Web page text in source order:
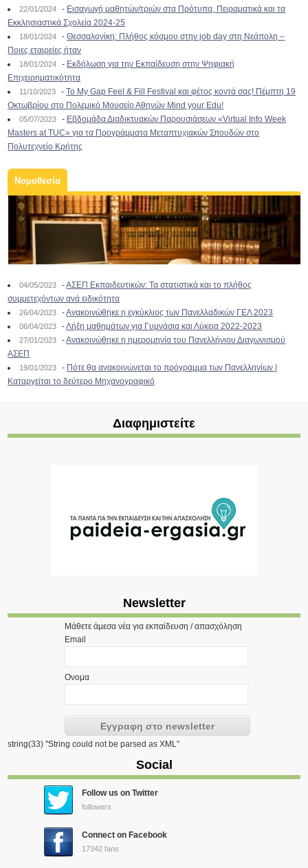
22/01/2024 - Εισαγωγή μαθητών/τριών στα Πρότυπα, Πειραματικά και τα
Εκκλησιαστικά Σχολεία 2024-25
18/01/2024 -Θεσσαλονίκη: Πλήθος κόσμου στην job day στη Νεάπολη –
Ποιες εταιρείες ήταν
18/01/2024 - Εκδήλωση για την Εκπαίδευση στην Ψηφιακή
Επιχειρηματικότητα
11/10/2023 -To My Gap Feel & Fill Festival και φέτος κοντά σας! Πέμπτη 19
Οκτωβρίου στο Πολεμικό Μουσείο Αθηνών Mind your Edu!
05/07/2023 - Εβδομάδα Διαδικτυακών Παρουσιάσεων «Virtual Info Week
Masters at TUC» για τα Προγράμματα Μεταπτυχιακών Σπουδών στο
Πολυτεχνείο Κρήτης
Νομοθεσία
04/05/2023 -ΑΣΕΠ Εκπαιδευτικών: Τα στατιστικά και το πλήθος
συμμετεχόντων ανά ειδικότητα
26/04/2023 -Ανακοινώθηκε η εγκύκλιος των Πανελλαδικών ΓΕΛ 2023
06/04/2023 -Λήξη μαθημάτων για Γυμνάσια και Λύκεια 2022-2023
27/01/2023 -Ανακοινώθηκε η ημερομηνία του Πανελλήνιου Διαγωνισμού
ΑΣΕΠ
19/01/2023 - Πότε θα ανακοινώνεται το πρόγραμμα των Πανελληνίων |
Καταργείται το δεύτερο Μηχανογραφικό
Διαφημιστείτε
Newsletter
Μάθετε άμεσα νέα για εκπαίδευση / απασχόληση
Email
Ονομα
string(33) "String could not be parsed as XML"
Social
Follow us on Twitter
followers
Connect on Facebook
17342 fans